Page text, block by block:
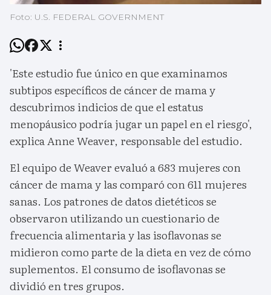
Foto: U.S. FEDERAL GOVERNMENT
'Este estudio fue único en que examinamos
subtipos específicos de cáncer de mama y
descubrimos indicios de que el estatus
menopáusico podría jugar un papel en el riesgo',
explica Anne Weaver, responsable del estudio.
El equipo de Weaver evaluó a 683 mujeres con
cáncer de mama y las comparó con 611 mujeres
sanas. Los patrones de datos dietéticos se
observaron utilizando un cuestionario de
frecuencia alimentaria y las isoflavonas se
midieron como parte de la dieta en vez de cómo
suplementos. El consumo de isoflavonas se
dividió en tres grupos.